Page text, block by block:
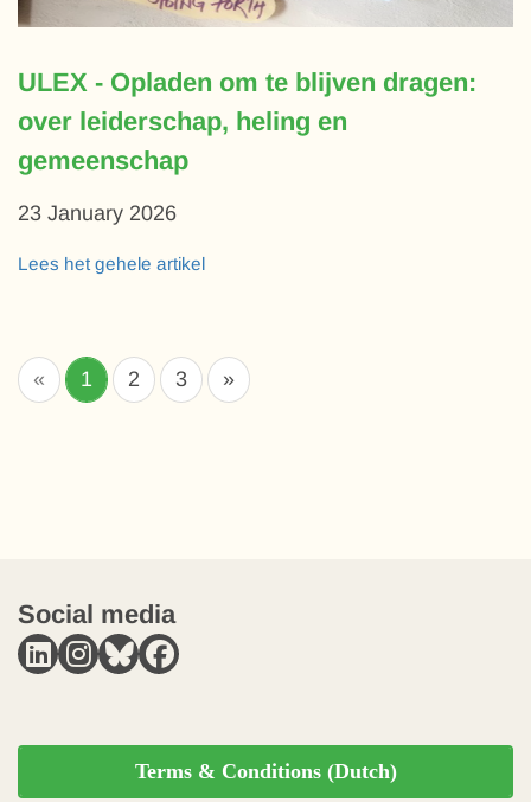
ULEX - Opladen om te blijven dragen:
over leiderschap, heling en
gemeenschap
23 January 2026
Lees het gehele artikel
« 1 2 3 »
Social media
Terms & Conditions (Dutch)